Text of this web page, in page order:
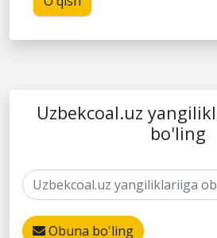
Uzbekcoal.uz
bo'ling
Obuna bo'ling